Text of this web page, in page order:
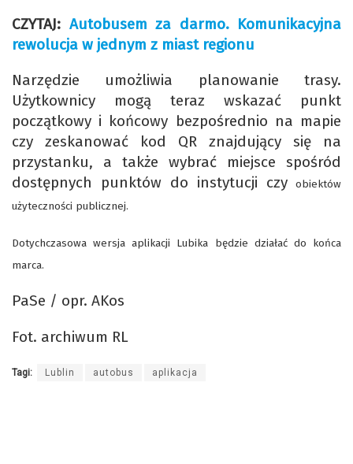
CZYTAJ: Autobusem za darmo. Komunikacyjna
rewolucja w jednym z miast regionu
Narzędzie umożliwia planowanie trasy.
Użytkownicy mogą teraz wskazać punkt
początkowy i końcowy bezpośrednio na mapie
czy zeskanować kod QR znajdujący się na
przystanku, a także wybrać miejsce spośród
dostępnych punktów do instytucji czy obiektów
użyteczności publicznej.
Dotychczasowa wersja aplikacji Lubika będzie działać do końca
marca.
PaSe / opr. AKos
Fot. archiwum RL
Tagi: Lublin autobus aplikacja